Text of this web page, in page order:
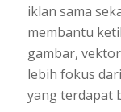
iklan sama
membantu
gambar,
lebih fokus
yang terdapat